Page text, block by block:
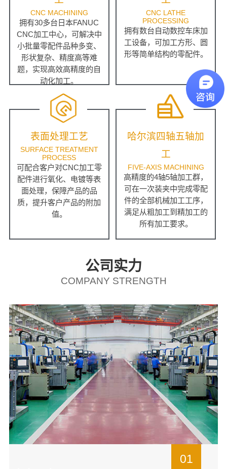
CNC MACHINING
拥有30多台日本FANUC
CNC加工中心，可解决中
小批量零配件品种多变、
形状复杂、精度高等难
题，实现高效高精度的自
动化加工。
CNC LATHE
PROCESSING
拥有数台自动数控车床加
工设备，可加工方形、圆
形等简单结构的零配件。
表面处理工艺
SURFACE TREATMENT
PROCESS
可配合客户对CNC加工零
配件进行氧化、电镀等表
面处理，保障产品的品
质，提升客户产品的附加
值。
哈尔滨四轴五轴加
工
FIVE-AXIS MACHINING
高精度的4轴5轴加工群，
可在一次装夹中完成零配
件的全部机械加工工序，
满足从粗加工到精加工的
所有加工要求。
公司实力
COMPANY STRENGTH
01